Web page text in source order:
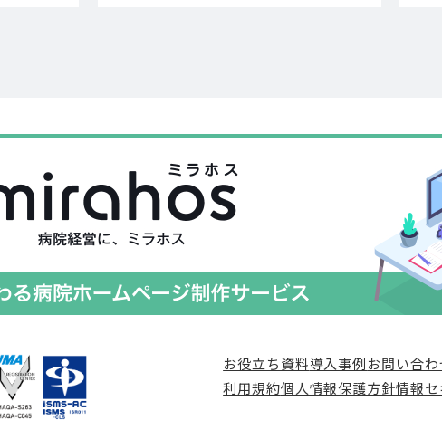
お役立ち資料導入事例お問い合
利用規約個人情報保護方針情報